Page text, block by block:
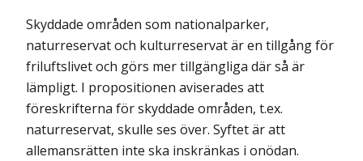
Skyddade områden som nationalparker,
naturreservat och kulturreservat är en tillgång för
friluftslivet och görs mer tillgängliga där så är
lämpligt. I propositionen aviserades att
föreskrifterna för skyddade områden, t.ex.
naturreservat, skulle ses över. Syftet är att
allemansrätten inte ska inskränkas i onödan.